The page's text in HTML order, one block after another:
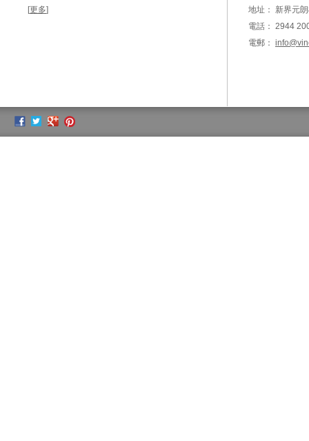
[更多]
地址： 新界元
電話： 2944
電郵：